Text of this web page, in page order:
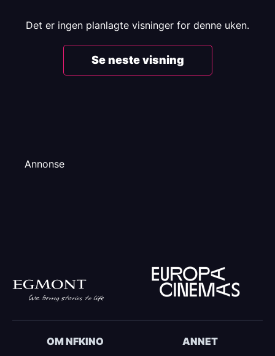
Det er ingen planlagte visninger for denne uken.
Se neste visning
Annonse
OM NFKINO ANNET